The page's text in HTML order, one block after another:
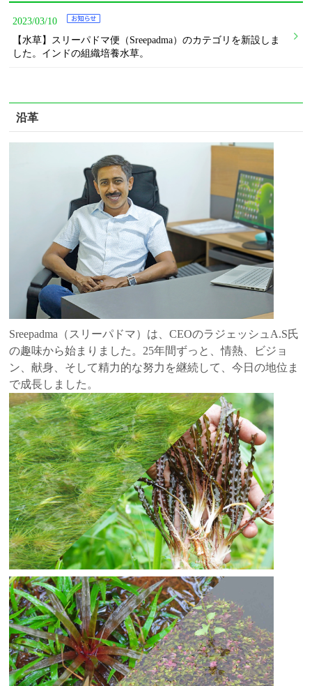
2023/03/10
【水草】スリーパドマ便（Sreepadma）のカテゴリを新設しま
した。インドの組織培養水草。
沿革
Sreepadma（スリーパドマ）は、CEOのラジェッシュA.S氏
の趣味から始まりました。25年間ずっと、情熱、ビジョ
ン、献身、そして精力的な努力を継続して、今日の地位ま
で成長しました。